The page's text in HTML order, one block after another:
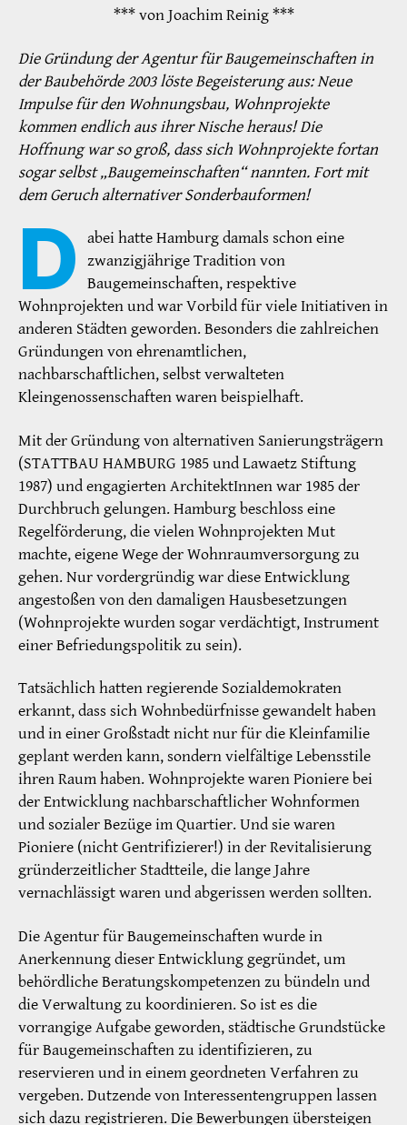
*** von Joachim Reinig ***
Die Gründung der Agentur für Baugemeinschaften in
der Baubehörde 2003 löste Begeisterung aus: Neue
Impulse für den Wohnungsbau, Wohnprojekte
kommen endlich aus ihrer Nische heraus! Die
Hoffnung war so groß, dass sich Wohnprojekte fortan
sogar selbst „Baugemeinschaften“ nannten. Fort mit
dem Geruch alternativer Sonderbauformen!
D abei hatte Hamburg damals schon eine
zwanzigjährige Tradition von
Baugemeinschaften, respektive
Wohnprojekten und war Vorbild für viele Initiativen in
anderen Städten geworden. Besonders die zahlreichen
Gründungen von ehrenamtlichen,
nachbarschaftlichen, selbst verwalteten
Kleingenossenschaften waren beispielhaft.
Mit der Gründung von alternativen Sanierungsträgern
(STATTBAU HAMBURG 1985 und Lawaetz Stiftung
1987) und engagierten ArchitektInnen war 1985 der
Durchbruch gelungen. Hamburg beschloss eine
Regelförderung, die vielen Wohnprojekten Mut
machte, eigene Wege der Wohnraumversorgung zu
gehen. Nur vordergründig war diese Entwicklung
angestoßen von den damaligen Hausbesetzungen
(Wohnprojekte wurden sogar verdächtigt, Instrument
einer Befriedungspolitik zu sein).
Tatsächlich hatten regierende Sozialdemokraten
erkannt, dass sich Wohnbedürfnisse gewandelt haben
und in einer Großstadt nicht nur für die Kleinfamilie
geplant werden kann, sondern vielfältige Lebensstile
ihren Raum haben. Wohnprojekte waren Pioniere bei
der Entwicklung nachbarschaftlicher Wohnformen
und sozialer Bezüge im Quartier. Und sie waren
Pioniere (nicht Gentrifizierer!) in der Revitalisierung
gründerzeitlicher Stadtteile, die lange Jahre
vernachlässigt waren und abgerissen werden sollten.
Die Agentur für Baugemeinschaften wurde in
Anerkennung dieser Entwicklung gegründet, um
behördliche Beratungskompetenzen zu bündeln und
die Verwaltung zu koordinieren. So ist es die
vorrangige Aufgabe geworden, städtische Grundstücke
für Baugemeinschaften zu identifizieren, zu
reservieren und in einem geordneten Verfahren zu
vergeben. Dutzende von Interessentengruppen lassen
sich dazu registrieren. Die Bewerbungen übersteigen